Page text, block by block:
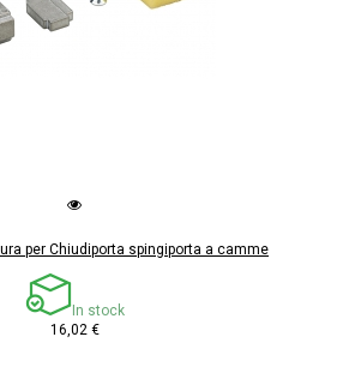
per Chiudiporta spingiporta a camme
In stock
16,02 €